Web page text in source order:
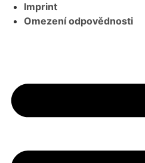
Imprint
Omezení odpovědnosti